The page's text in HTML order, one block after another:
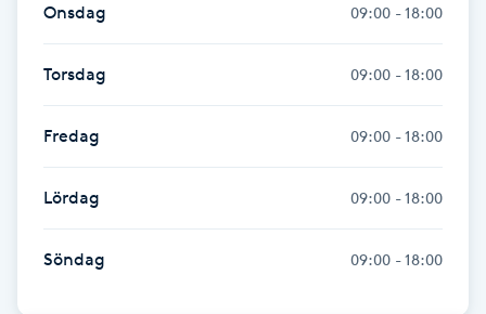
Hatha Yoga
Headspa
Healing
Herrklippning
Onsdag 09:00 - 18:00
Torsdag 09:00 - 18:00
Fredag 09:00 - 18:00
Lördag 09:00 - 18:00
Söndag 09:00 - 18:00